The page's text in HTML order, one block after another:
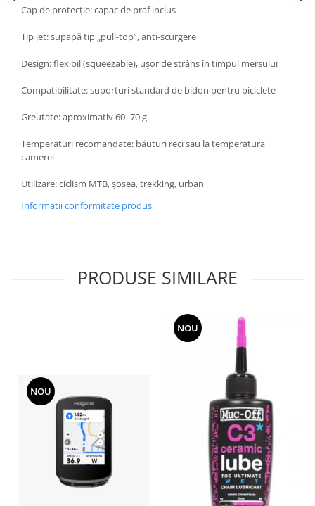
Cap de protecție: capac de praf inclus
Tip jet: supapă tip „pull-top”, anti-scurgere
Design: flexibil (squeezable), ușor de strâns în timpul mersului
Compatibilitate: suporturi standard de bidon pentru biciclete
Greutate: aproximativ 60–70 g
Temperaturi recomandate: băuturi reci sau la temperatura
camerei
Utilizare: ciclism MTB, șosea, trekking, urban
Informatii conformitate produs
PRODUSE SIMILARE
NOU
NOU